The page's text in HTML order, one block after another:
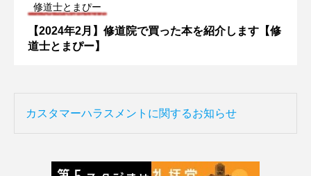
修道士とまぴー
【2024年2月】修道院で買った本を紹介します【修
道士とまぴー】
カスタマーハラスメントに関するお知らせ